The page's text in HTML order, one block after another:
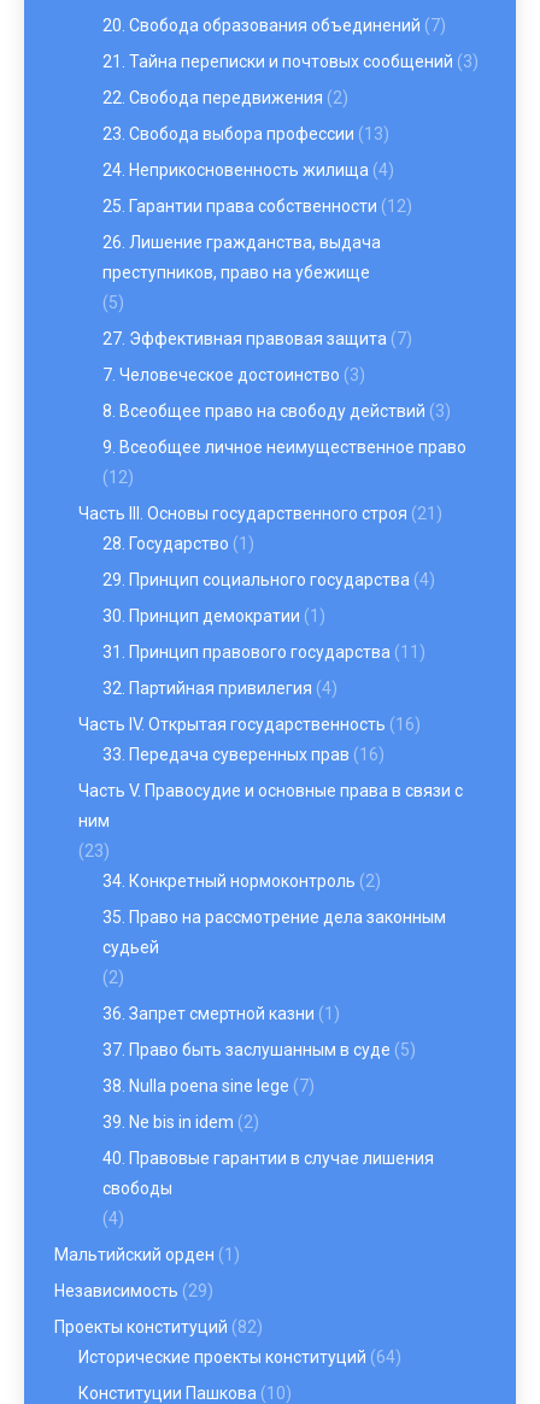
20. Свобода образования объединений (7)
21. Тайна переписки и почтовых сообщений (3)
22. Свобода передвижения (2)
23. Свобода выбора профессии (13)
24. Неприкосновенность жилища (4)
25. Гарантии права собственности (12)
26. Лишение гражданства, выдача
преступников, право на убежище
(5)
27. Эффективная правовая защита (7)
7. Человеческое достоинство (3)
8. Всеобщее право на свободу действий (3)
9. Всеобщее личное неимущественное право
(12)
Часть III. Основы государственного строя (21)
28. Государство (1)
29. Принцип социального государства (4)
30. Принцип демократии (1)
31. Принцип правового государства (11)
32. Партийная привилегия (4)
Часть IV. Открытая государственность (16)
33. Передача суверенных прав (16)
Часть V. Правосудие и основные права в связи с
ним
(23)
34. Конкретный нормоконтроль (2)
35. Право на рассмотрение дела законным
судьей
(2)
36. Запрет смертной казни (1)
37. Право быть заслушанным в суде (5)
38. Nulla poena sine lege (7)
39. Ne bis in idem (2)
40. Правовые гарантии в случае лишения
свободы
(4)
Мальтийский орден (1)
Независимость (29)
Проекты конституций (82)
Исторические проекты конституций (64)
Конституции Пашкова (10)